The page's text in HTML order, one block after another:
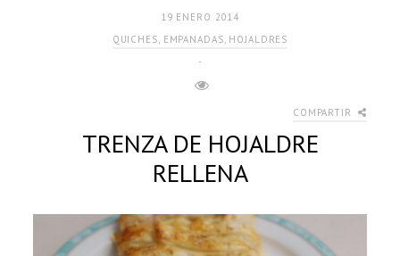
19 ENERO 2014
QUICHES, EMPANADAS, HOJALDRES
-
COMPARTIR
TRENZA DE HOJALDRE
RELLENA